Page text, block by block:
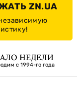
ZN.UA
НЕДЕЛИ
с 1994-го года